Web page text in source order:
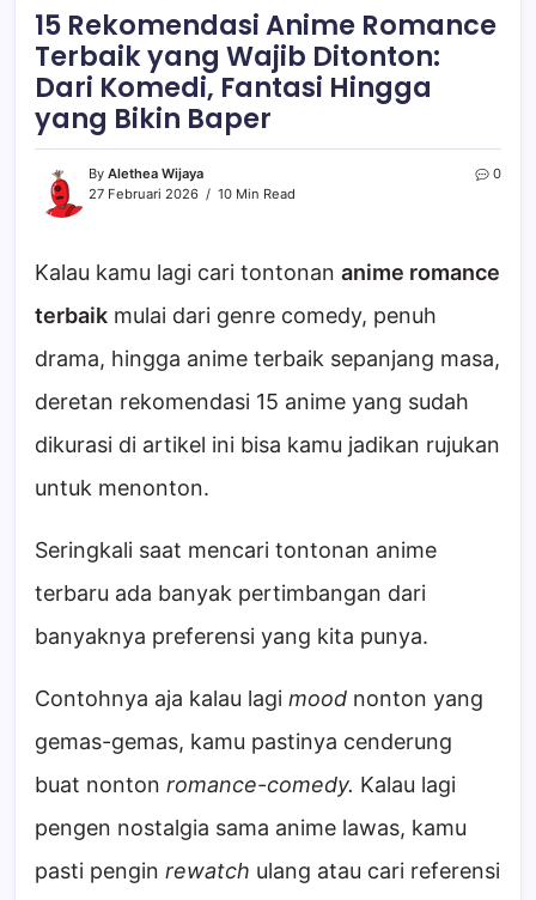
15 Rekomendasi Anime Romance
Terbaik yang Wajib Ditonton:
Dari Komedi, Fantasi Hingga
yang Bikin Baper
By Alethea Wijaya
27 Februari 2026
10 Min Read
0
Kalau kamu lagi cari tontonan anime romance
terbaik mulai dari genre comedy, penuh
drama, hingga anime terbaik sepanjang masa,
deretan rekomendasi 15 anime yang sudah
dikurasi di artikel ini bisa kamu jadikan rujukan
untuk menonton.
Seringkali saat mencari tontonan anime
terbaru ada banyak pertimbangan dari
banyaknya preferensi yang kita punya.
Contohnya aja kalau lagi mood nonton yang
gemas-gemas, kamu pastinya cenderung
buat nonton romance-comedy. Kalau lagi
pengen nostalgia sama anime lawas, kamu
pasti pengin rewatch ulang atau cari referensi